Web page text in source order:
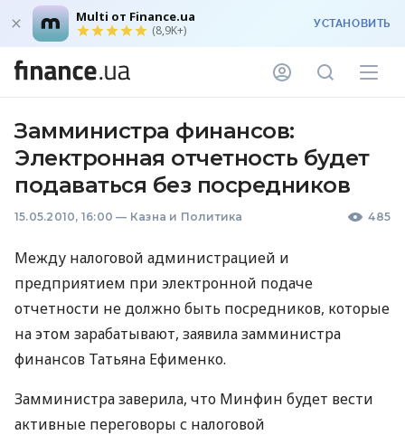
Multi от Finance.ua
(8,9K+) УСТАНОВИТЬ
Замминистра финансов:
Электронная отчетность будет
подаваться без посредников
15.05.2010, 16:00 — Казна и Политика 485
Между налоговой администрацией и
предприятием при электронной подаче
отчетности не должно быть посредников, которые
на этом зарабатывают, заявила замминистра
финансов Татьяна Ефименко.
Замминистра заверила, что Минфин будет вести
активные переговоры с налоговой